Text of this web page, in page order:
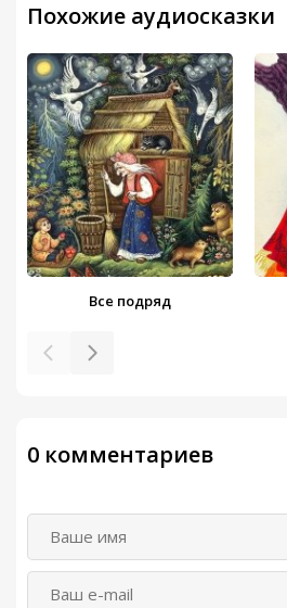
Похожие аудиосказки
Все подряд
0 комментариев